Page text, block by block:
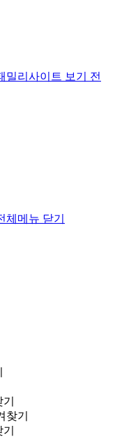
밀리사이트 보기 전
체메뉴 닫기
찾기